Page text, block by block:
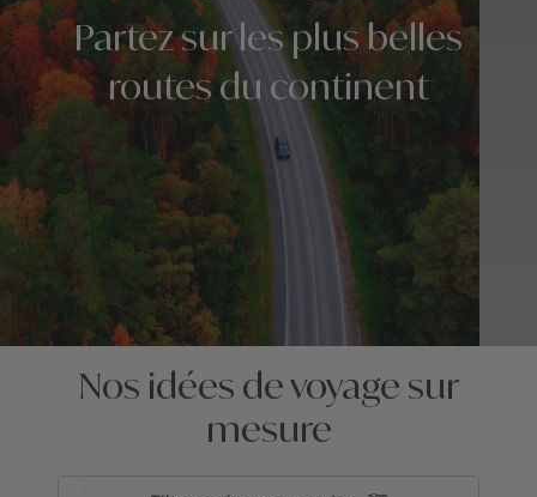
Partez sur les plus belles
routes du continent
Nos idées de voyage sur
mesure